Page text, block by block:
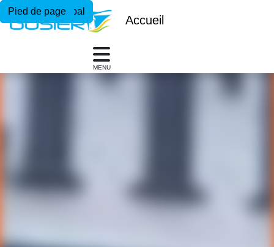
Menu principal
Contenu principal
Pied de page
Accueil
MENU